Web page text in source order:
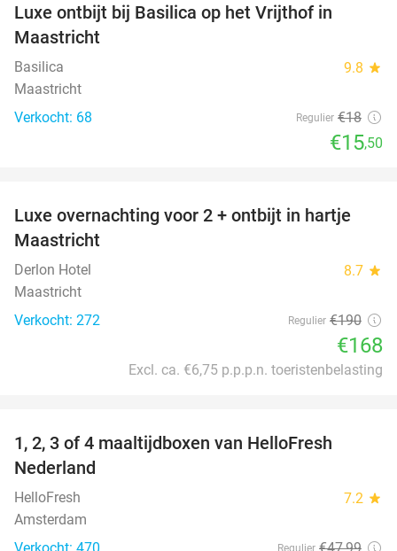
Luxe ontbijt bij Basilica op het Vrijthof in
Maastricht
Basilica 9.8 star
Maastricht
Verkocht: 68
Regulier €18
€15,50
12%
Luxe overnachting voor 2 + ontbijt in hartje
Maastricht
Derlon Hotel 8.7 star
Maastricht
Verkocht: 272
Regulier €190
€168
Excl. ca. €6,75 p.p.p.n. toeristenbelasting
1, 2, 3 of 4 maaltijdboxen van HelloFresh
Nederland
HelloFresh 7.2 star
Amsterdam
Regulier